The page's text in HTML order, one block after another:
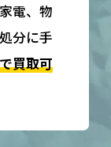
電、物
分に手
買取可